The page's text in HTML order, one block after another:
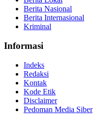
Berita Nasional
Berita Internasional
Kriminal
Informasi
Indeks
Redaksi
Kontak
Kode Etik
Disclaimer
Pedoman Media Siber